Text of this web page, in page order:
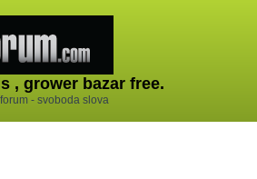
, grower bazar free.
- svoboda slova